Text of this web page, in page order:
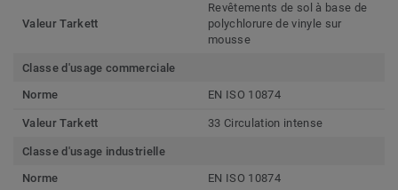
Valeur Tarkett
Revêtements de sol à base de
polychlorure de vinyle sur
mousse
Classe d'usage commerciale
Norme
EN ISO 10874
Valeur Tarkett 33 Circulation intense
Classe d'usage industrielle
Norme
EN ISO 10874